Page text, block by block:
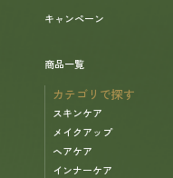
定期お届けサービス
お知らせ
キャンペーン
商品一覧
カテゴリで探す
スキンケア
メイクアップ
ヘアケア
インナーケア